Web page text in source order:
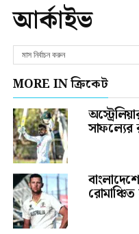
আর্কাইভ
MORE IN ক্রিকেট
সাফল্যের